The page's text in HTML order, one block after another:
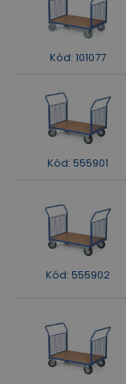
Kód: 101077
Kód: 555901
Kód: 555902